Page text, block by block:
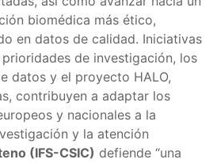
biomédica más ético,
en datos de calidad. Iniciativas
de investigación, los
datos y el proyecto HALO,
contribuyen a adaptar los
y nacionales a la
y la atención
(IFS-CSIC) defiende “una